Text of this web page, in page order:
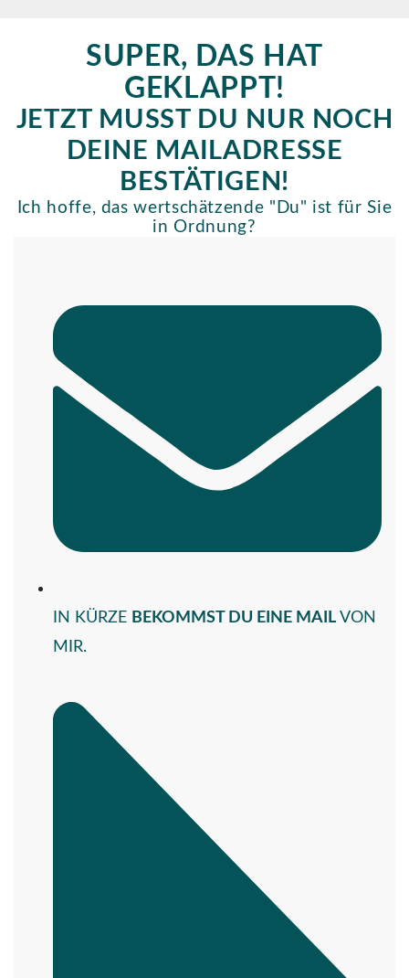
SUPER, DAS HAT
GEKLAPPT!
JETZT MUSST DU NUR NOCH
DEINE MAILADRESSE
BESTÄTIGEN!
Ich hoffe, das wertschätzende "Du" ist für Sie
in Ordnung?
IN KÜRZE BEKOMMST DU EINE MAIL VON
MIR.